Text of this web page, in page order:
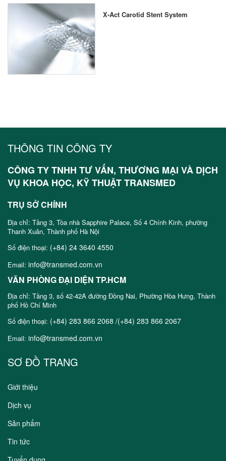
X-Act Carotid Stent System
THÔNG TIN CÔNG TY
CÔNG TY TNHH TƯ VẤN, THƯƠNG MẠI VÀ DỊCH
VỤ KHOA HỌC, KỸ THUẬT TRANSMED
TRỤ SỞ CHÍNH
Địa chỉ: Tầng 3, Tòa nhà Sapphire Palace, Số 4 Chính Kinh, phường
Thanh Xuân, Thành phố Hà Nội
Số điện thoại: (+84) 24 3640 4550
Email: info@transmed.com.vn
VĂN PHÒNG ĐẠI DIỆN TP.HCM
Địa chỉ: Tầng 3, số 42-42A đường Đồng Nai, Phường Hòa Hưng, Thành
phố Hồ Chí Minh
Số điện thoại: (+84) 283 866 2068 /(+84) 283 866 2067
Email: info@transmed.com.vn
SƠ ĐỒ TRANG
Giới thiệu
Dịch vụ
Sản phẩm
Tin tức